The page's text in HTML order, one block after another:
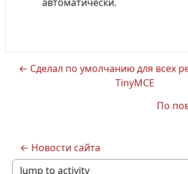
← Сделал по умолчанию для всех
TinyMCE
По
← Новости сайта